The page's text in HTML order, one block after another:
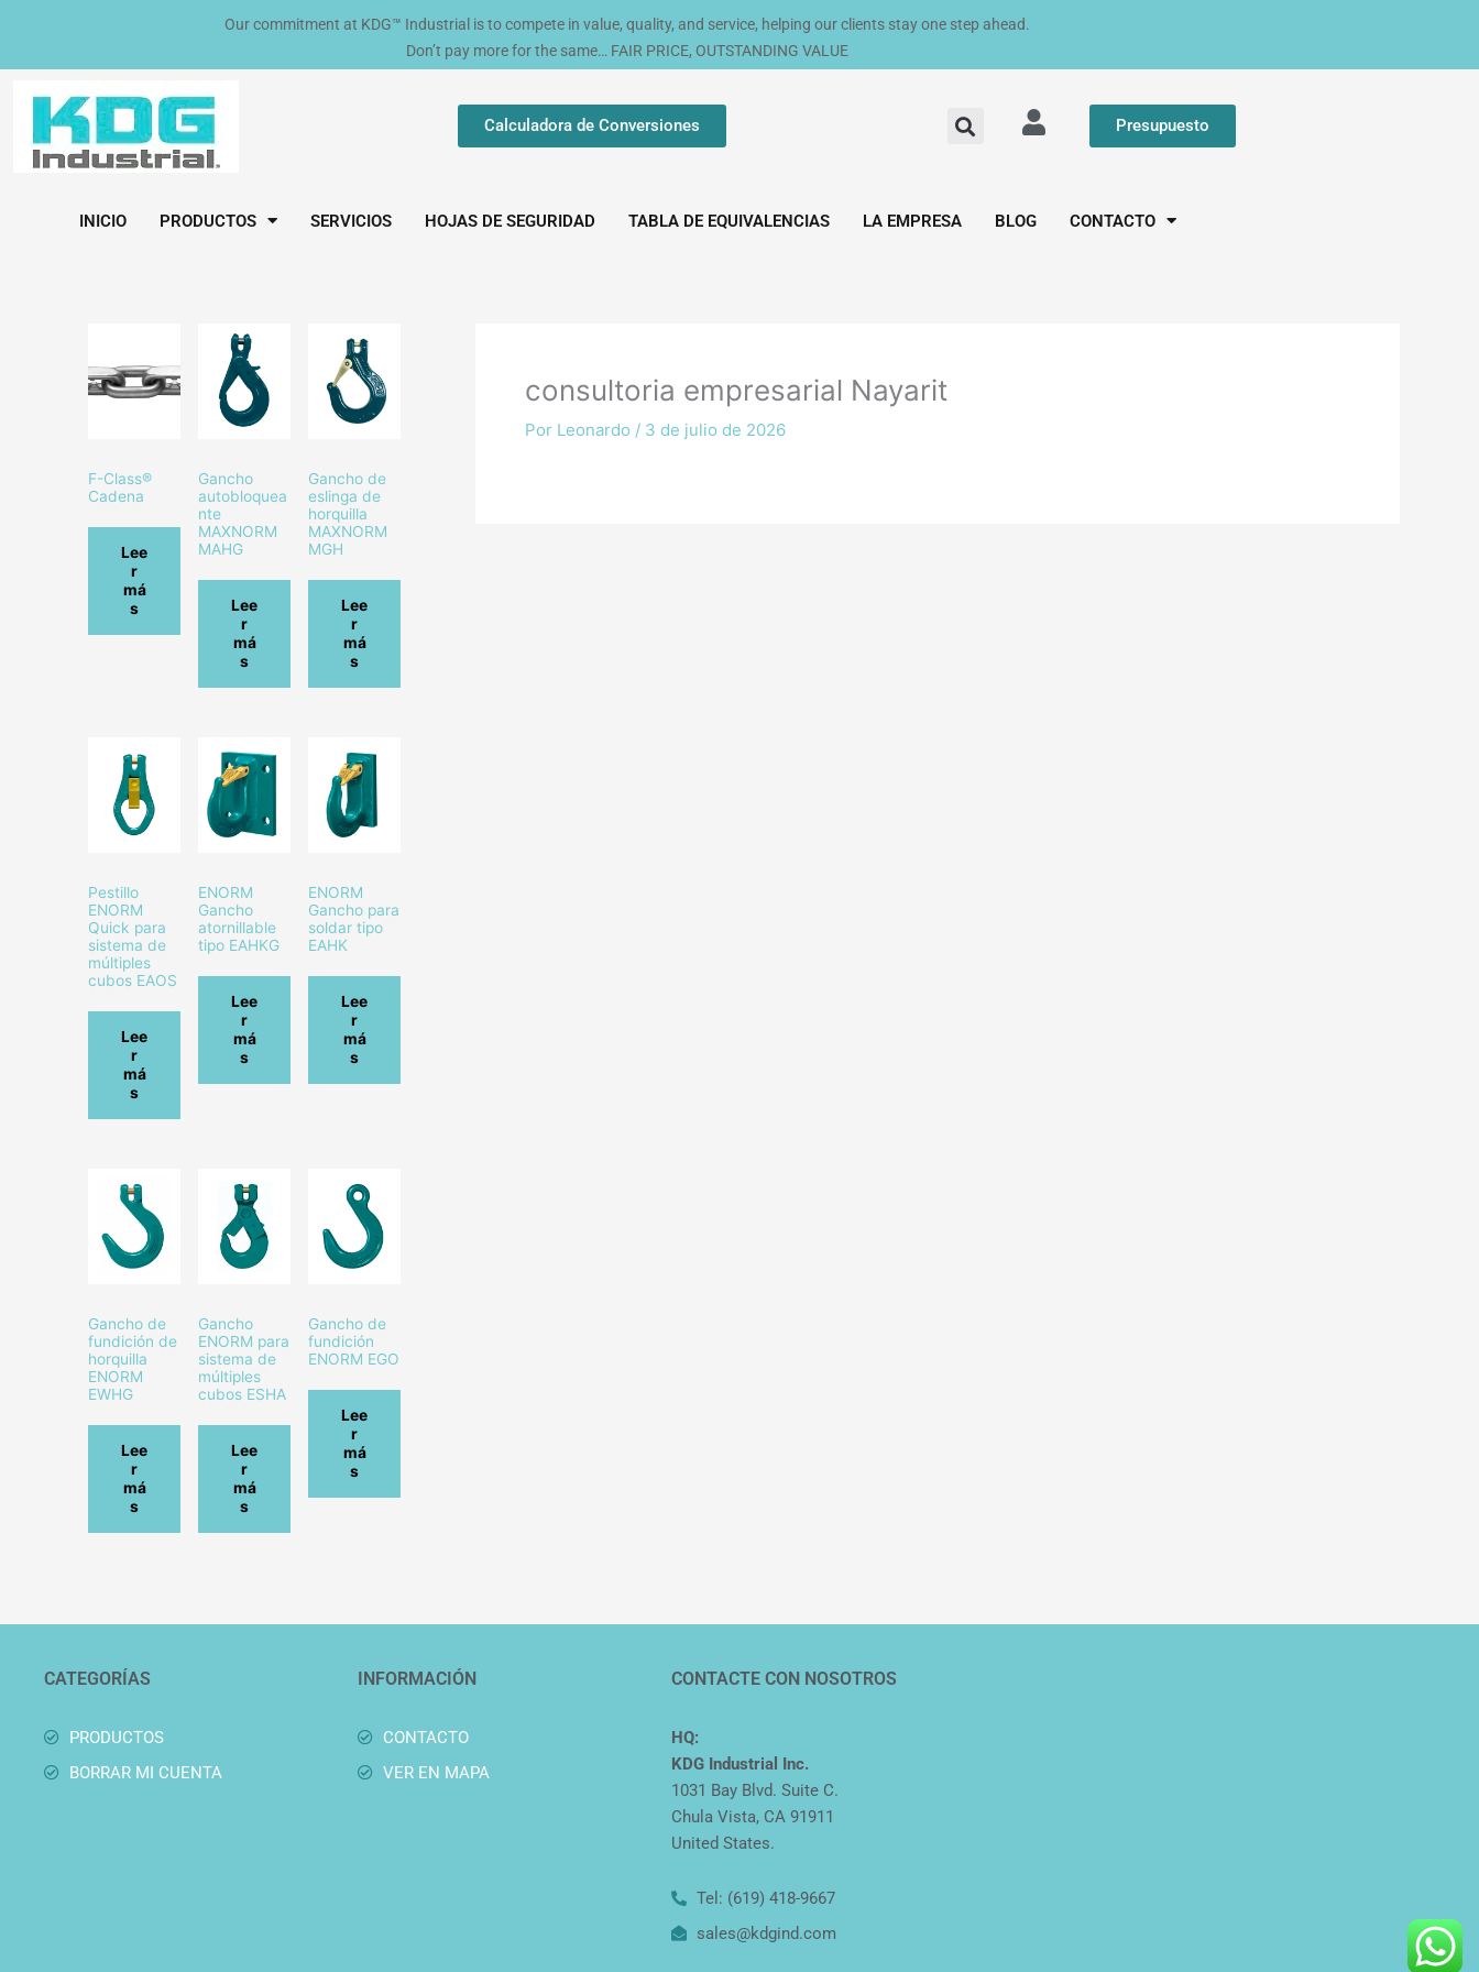
contenido
Our commitment at KDG™ Industrial is to compete in value, quality, and service, helping our clients stay one step ahead.
Don’t pay more for the same… FAIR PRICE, OUTSTANDING VALUE
Calculadora de Conversiones Presupuesto
INICIO PRODUCTOS SERVICIOS HOJAS DE SEGURIDAD TABLA DE EQUIVALENCIAS LA EMPRESA BLOG CONTACTO
F-Class®
Cadena
Lee
r
má
s
Gancho
autobloquea
nte
MAXNORM
MAHG
Lee
r
má
s
Gancho de
eslinga de
horquilla
MAXNORM
MGH
Lee
r
má
s
Pestillo
ENORM
Quick para
sistema de
múltiples
cubos EAOS
Lee
r
má
s
ENORM
Gancho
atornillable
tipo EAHKG
Lee
r
má
s
ENORM
Gancho para
soldar tipo
EAHK
Lee
r
má
s
Gancho de
fundición de
horquilla
ENORM
EWHG
Lee
r
má
s
Gancho
ENORM para
sistema de
múltiples
cubos ESHA
Lee
r
má
s
Gancho de
fundición
ENORM EGO
Lee
r
má
s
consultoria empresarial Nayarit
Por Leonardo / 3 de julio de 2026
CATEGORÍAS
PRODUCTOS
BORRAR MI CUENTA
INFORMACIÓN
CONTACTO
VER EN MAPA
CONTACTE CON NOSOTROS
HQ:
KDG Industrial Inc.
1031 Bay Blvd. Suite C.
Chula Vista, CA 91911
United States.
Tel: (619) 418-9667
sales@kdgind.com